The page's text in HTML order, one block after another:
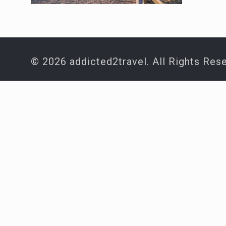
© 2026 addicted2travel. All Rights